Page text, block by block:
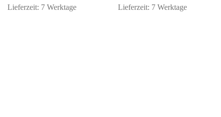
Lieferzeit: 7 Werktage
Lieferzeit: 7 Werktage